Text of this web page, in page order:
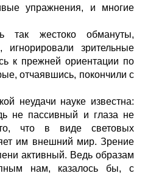
упражнения, и многие
так жестоко обмануты,
игнорировали зрительные
к прежней ориентации по
отчаявшись, покончили с
неудачи науке известна:
не пассивный и глаза не
что в виде световых
им внешний мир. Зрение
активный. Ведь образам
нам, казалось бы, с